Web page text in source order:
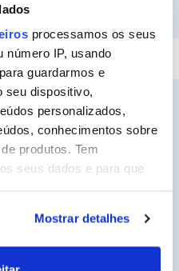
processamos os seus
número IP, usando
guardarmos e
seu dispositivo,
personalizados,
conhecimentos sobre
produtos. Tem
seus dados e para que
de:
sobre a sua localização
ter uma precisão de
Mostrar detalhes